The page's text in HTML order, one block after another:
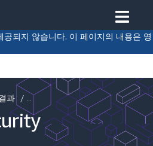
되지 않습니다. 이 페이지의 내용은 영
과 / ...